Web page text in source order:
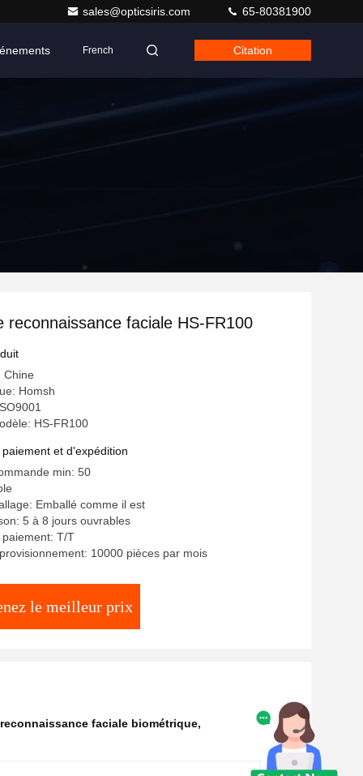
sales@opticsiris.com 65-80381900
French Citation
reconnaissance faciale HS-FR100
Chine
Homsh
HS-FR100
et d'expédition
min: 50
Emballé comme il est
5 à 8 jours ouvrables
T/T
10000 pièces par mois
le meilleur prix
faciale biométrique,